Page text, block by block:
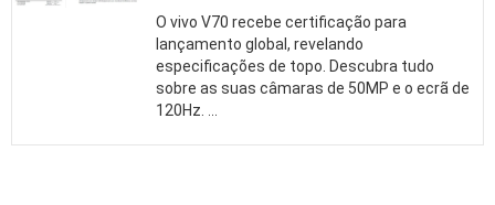
O vivo V70 recebe certificação para
lançamento global, revelando
especificações de topo. Descubra tudo
sobre as suas câmaras de 50MP e o ecrã de
120Hz.